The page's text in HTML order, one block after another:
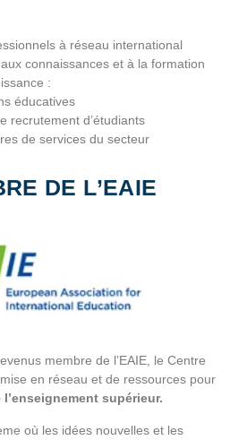
à réseau international
connaissances et à la formation
:
éducatives
recrutement d’étudiants
de services du secteur
DE L’EAIE
membre de l’EAIE, le Centre
en réseau et de ressources pour
supérieur.
où les idées nouvelles et les